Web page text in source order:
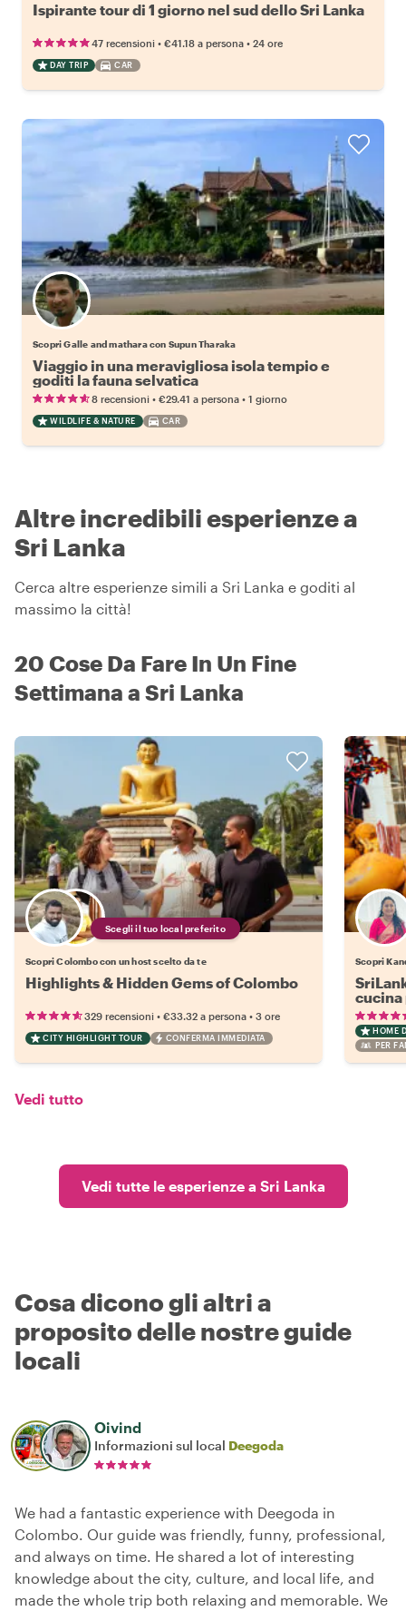
Ispirante tour di 1 giorno nel sud dello Sri Lanka
47 recensioni • €41.18 a persona • 24 ore
DAY TRIP CAR
Scopri Galle and mathara con Supun Tharaka
Viaggio in una meravigliosa isola tempio e
goditi la fauna selvatica
8 recensioni • €29.41 a persona • 1 giorno
WILDLIFE & NATURE CAR
Altre incredibili esperienze a
Sri Lanka
Cerca altre esperienze simili a Sri Lanka e goditi al
massimo la città!
20 Cose Da Fare In Un Fine
Settimana a Sri Lanka
Scegli il tuo local preferito
Scopri Colombo con un host scelto da te
Highlights & Hidden Gems of Colombo
329 recensioni • €33.32 a persona • 3 ore
CITY HIGHLIGHT TOUR CONFERMA IMMEDIATA
Scopri
cucina
HOME
PER
Vedi tutto
Vedi tutte le esperienze a Sri Lanka
Cosa dicono gli altri a
proposito delle nostre guide
locali
Oivind
Informazioni sul local Deegoda
We had a fantastic experience with Deegoda in
Colombo. Our guide was friendly, funny, professional,
and always on time. He shared a lot of interesting
knowledge about the city, culture, and local life, and
made the whole trip both relaxing and memorable. We